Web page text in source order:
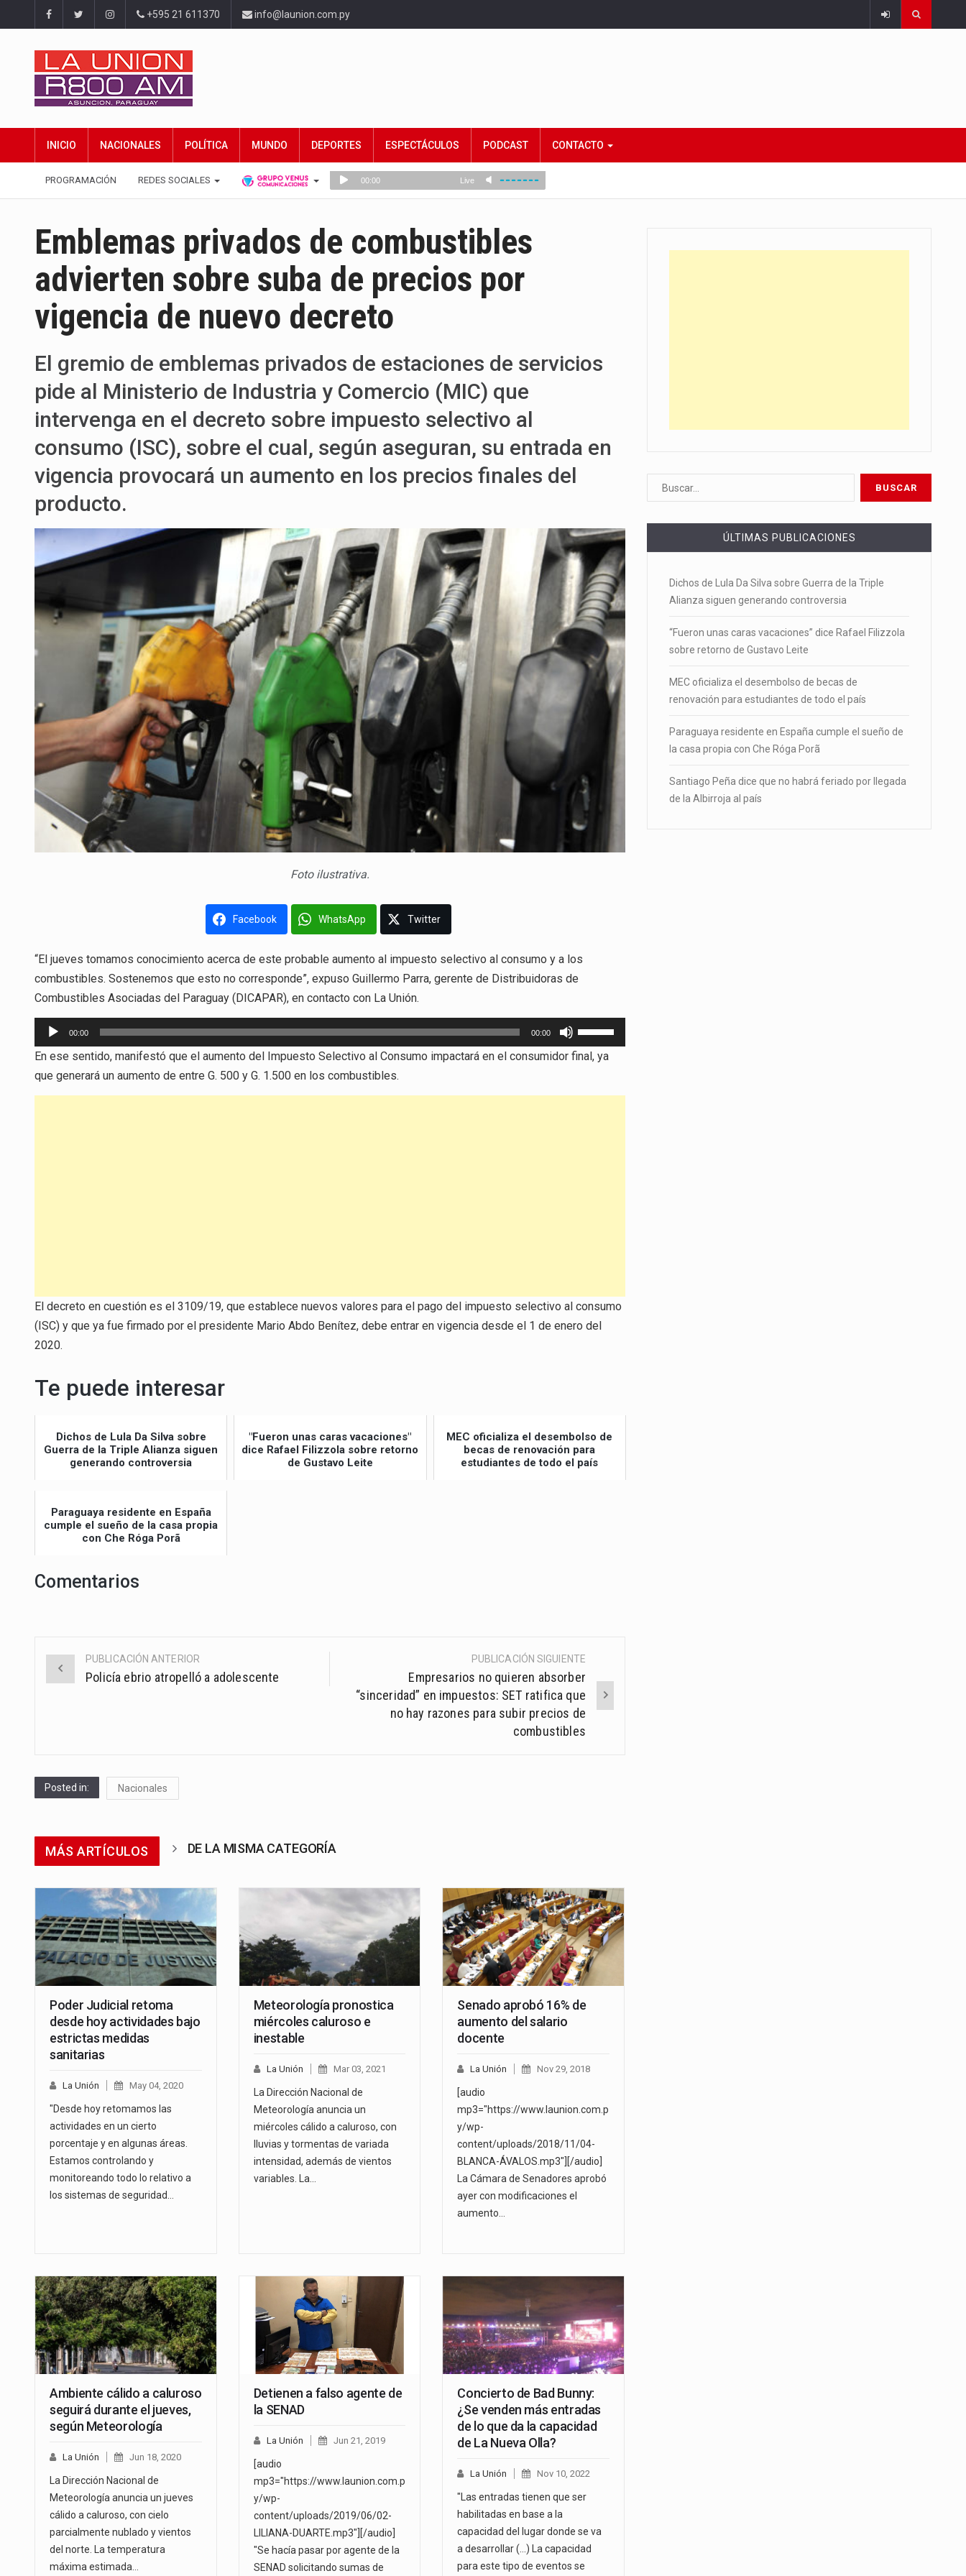
+595 21 611370 info@launion.com.py
INICIO NACIONALES POLÍTICA MUNDO DEPORTES ESPECTÁCULOS PODCAST CONTACTO
PROGRAMACIÓN REDES SOCIALES
Emblemas privados de combustibles
advierten sobre suba de precios por
vigencia de nuevo decreto
El gremio de emblemas privados de estaciones de servicios
pide al Ministerio de Industria y Comercio (MIC) que
intervenga en el decreto sobre impuesto selectivo al
consumo (ISC), sobre el cual, según aseguran, su entrada en
vigencia provocará un aumento en los precios finales del
producto.
Foto ilustrativa.
Facebook WhatsApp Twitter
“El jueves tomamos conocimiento acerca de este probable aumento al impuesto selectivo al consumo y a los
combustibles. Sostenemos que esto no corresponde”, expuso Guillermo Parra, gerente de Distribuidoras de
Combustibles Asociadas del Paraguay (DICAPAR), en contacto con La Unión.
Reproductor
de
audio
00:00 00:00
las
teclas
En ese sentido, manifestó que el aumento del Impuesto Selectivo al Consumo impactará en el consumidor final, ya
que generará un aumento de entre G. 500 y G. 1.500 en los combustibles.
El decreto en cuestión es el 3109/19, que establece nuevos valores para el pago del impuesto selectivo al consumo
(ISC) y que ya fue firmado por el presidente Mario Abdo Benítez, debe entrar en vigencia desde el 1 de enero del
2020.
Te puede interesar
Dichos de Lula Da Silva sobre
Guerra de la Triple Alianza siguen
generando controversia
"Fueron unas caras vacaciones"
dice Rafael Filizzola sobre retorno
de Gustavo Leite
MEC oficializa el desembolso de
becas de renovación para
estudiantes de todo el país
Paraguaya residente en España
cumple el sueño de la casa propia
con Che Róga Porã
Comentarios
Post
PUBLICACIÓN ANTERIOR
Policía ebrio atropelló a adolescente
PUBLICACIÓN SIGUIENTE
Empresarios no quieren absorber
“sinceridad” en impuestos: SET ratifica que
no hay razones para subir precios de
combustibles
Posted in: Nacionales
MÁS ARTÍCULOS DE LA MISMA CATEGORÍA
Poder Judicial retoma
desde hoy actividades bajo
estrictas medidas
sanitarias
La Unión May 04, 2020
"Desde hoy retomamos las
actividades en un cierto
porcentaje y en algunas áreas.
Estamos controlando y
monitoreando todo lo relativo a
los sistemas de seguridad…
Meteorología pronostica
miércoles caluroso e
inestable
La Unión Mar 03, 2021
La Dirección Nacional de
Meteorología anuncia un
miércoles cálido a caluroso, con
lluvias y tormentas de variada
intensidad, además de vientos
variables. La…
Senado aprobó 16% de
aumento del salario
docente
La Unión Nov 29, 2018
[audio
mp3="https://www.launion.com.p
y/wp-
content/uploads/2018/11/04-
BLANCA-ÁVALOS.mp3"][/audio]
La Cámara de Senadores aprobó
ayer con modificaciones el
aumento…
Ambiente cálido a caluroso
seguirá durante el jueves,
según Meteorología
La Unión Jun 18, 2020
La Dirección Nacional de
Meteorología anuncia un jueves
cálido a caluroso, con cielo
parcialmente nublado y vientos
del norte. La temperatura
máxima estimada…
Detienen a falso agente de
la SENAD
La Unión Jun 21, 2019
[audio
mp3="https://www.launion.com.p
y/wp-
content/uploads/2019/06/02-
LILIANA-DUARTE.mp3"][/audio]
"Se hacía pasar por agente de la
SENAD solicitando sumas de
Concierto de Bad Bunny:
¿Se venden más entradas
de lo que da la capacidad
de La Nueva Olla?
La Unión Nov 10, 2022
"Las entradas tienen que ser
habilitadas en base a la
capacidad del lugar donde se va
a desarrollar (...) La capacidad
para este tipo de eventos se
ÚLTIMAS PUBLICACIONES
Dichos de Lula Da Silva sobre Guerra de la Triple
Alianza siguen generando controversia
“Fueron unas caras vacaciones” dice Rafael Filizzola
sobre retorno de Gustavo Leite
MEC oficializa el desembolso de becas de
renovación para estudiantes de todo el país
Paraguaya residente en España cumple el sueño de
la casa propia con Che Róga Porã
Santiago Peña dice que no habrá feriado por llegada
de la Albirroja al país